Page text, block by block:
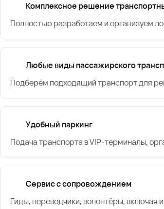
Комплексное решение
Полностью разработаем и организуем
Любые виды пассажирского
Подберём подходящий транспорт для
Удобный паркинг
Подача транспорта в VIP-терминалы,
Сервис с сопровождением
Гиды, переводчики, волонтёры, включая